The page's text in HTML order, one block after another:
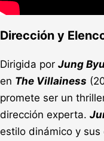
Dirección y
Dirigida por Jung
en The Villainess
promete ser un
dirección experta.
estilo dinámico y sus